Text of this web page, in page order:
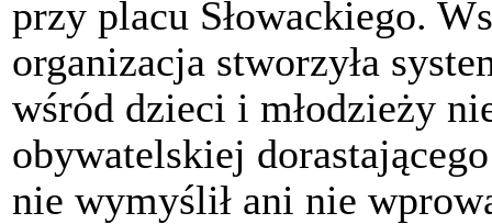
przy placu Słowackiego.
organizacja stworzyła
wśród dzieci i młodzieży
obywatelskiej
nie wymyślił ani nie